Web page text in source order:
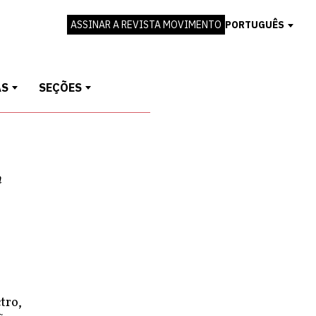
ASSINAR A REVISTA MOVIMENTO PORTUGUÊS
SEÇÕES